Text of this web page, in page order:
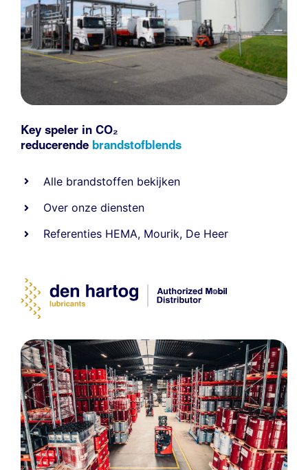
Key speler in CO₂
reducerende brandstofblends
Alle brandstoffen bekijken
Over onze diensten
Referenties HEMA, Mourik, De Heer